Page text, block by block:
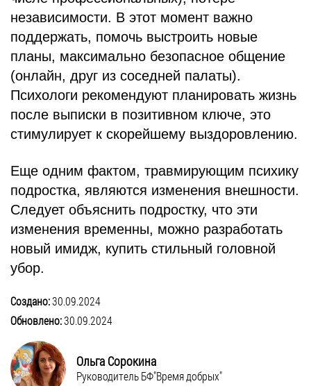
независимости. В этот момент важно
поддержать, помочь выстроить новые
планы, максимально безопасное общение
(онлайн, друг из соседней палаты).
Психологи рекомендуют планировать жизнь
после выписки в позитивном ключе, это
стимулирует к скорейшему выздоровлению.
Еще одним фактом, травмирующим психику
подростка, являются изменения внешности.
Следует объяснить подростку, что эти
изменения временны, можно разработать
новый имидж, купить стильный головной
убор.
Создано:30.09.2024
Обновлено:30.09.2024
Ольга Сорокина
Руководитель БФ"Время добрых"